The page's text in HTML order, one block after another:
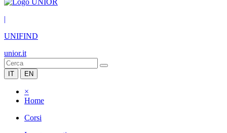
|
UNIFIND
unior.it
IT EN
×
Home
Corsi